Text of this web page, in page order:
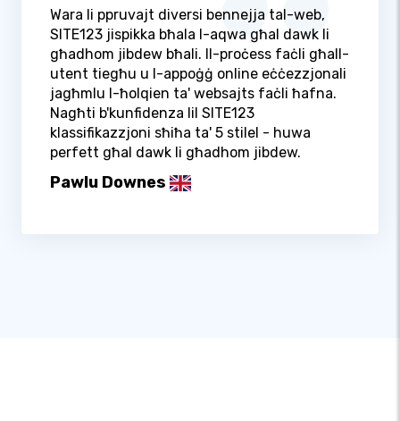
Wara li ppruvajt diversi bennejja tal-web,
SITE123 jispikka bħala l-aqwa għal dawk li
għadhom jibdew bħali. Il-proċess faċli għall-
utent tiegħu u l-appoġġ online eċċezzjonali
jagħmlu l-ħolqien ta' websajts faċli ħafna.
Nagħti b'kunfidenza lil SITE123
klassifikazzjoni sħiħa ta' 5 stilel - huwa
perfett għal dawk li għadhom jibdew.
Pawlu Downes